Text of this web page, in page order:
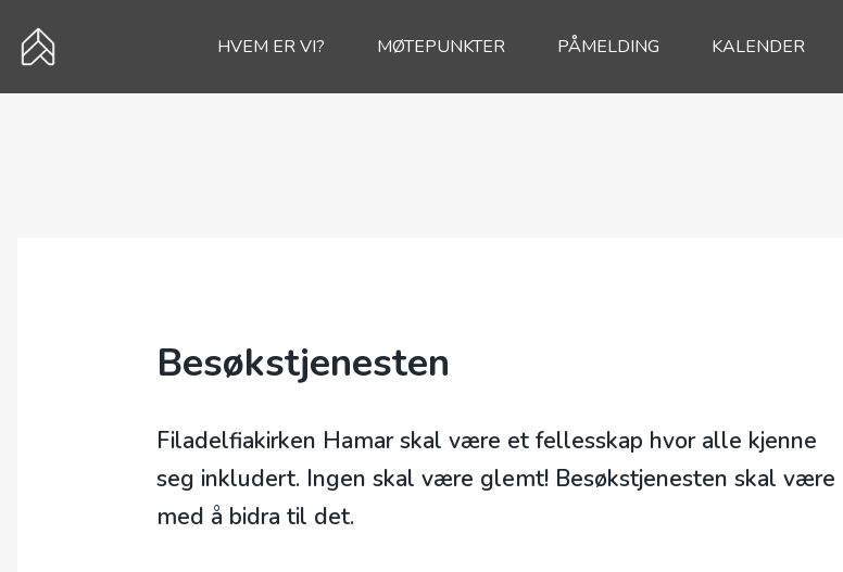
HVEM ER VI? MØTEPUNKTER PÅMELDING KALENDER
Besøkstjenesten
Filadelfiakirken Hamar skal være et fellesskap hvor alle kjenne
seg inkludert. Ingen skal være glemt! Besøkstjenesten skal være
med å bidra til det.